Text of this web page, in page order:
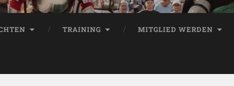
TRAINING MITGLIED WERDEN